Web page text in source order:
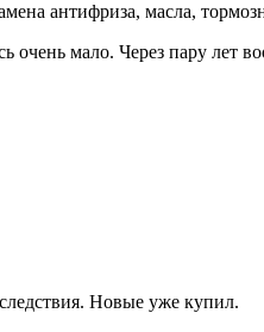
антифриза, масла,
мало. Через пару лет
Новые уже купил.